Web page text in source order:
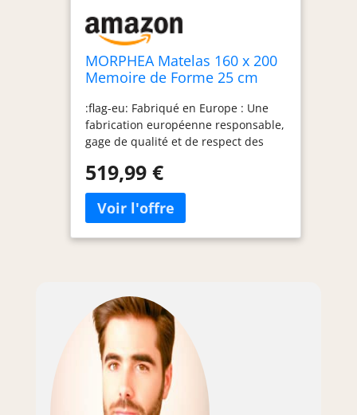
MORPHEA Matelas 160 x 200
Memoire de Forme 25 cm
Mousse à Memoire de Forme
Matelas 160 x 200 Ressorts
Ensachés Idéal pour 2
Hypoallergénique, Aérateur
:flag-eu: Fabriqué en Europe : Une
fabrication européenne responsable,
gage de qualité et de respect des
environnementales.
519,99 €